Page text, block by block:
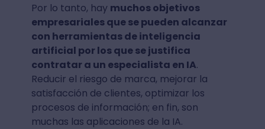
Por lo tanto, hay muchos objetivos
empresariales que se pueden alcanzar
con herramientas de inteligencia
artificial por los que se justifica
contratar a un especialista en IA.
Reducir el riesgo de marca, mejorar la
satisfacción de clientes, optimizar los
procesos de información; en fin, son
muchas las aplicaciones de la IA.